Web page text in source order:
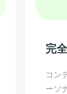
完
コン
ーソ